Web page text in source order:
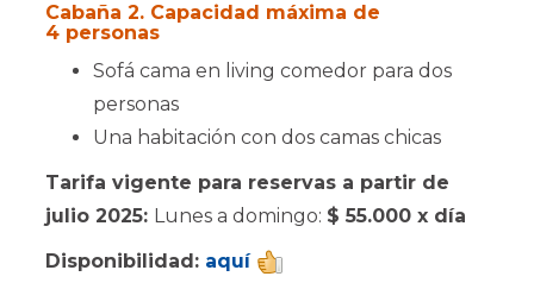
Cabaña 2. Capacidad máxima de
4 personas
Sofá cama en living comedor para dos
personas
Una habitación con dos camas chicas
Tarifa vigente para reservas a partir de
julio 2025: Lunes a domingo: $ 55.000 x día
Disponibilidad: aquí